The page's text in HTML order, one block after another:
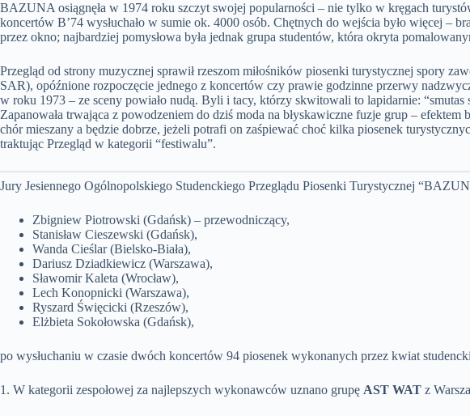
BAZUNA osiągnęła w 1974 roku szczyt swojej popularności – nie tylko w kręgach
koncertów B’74 wysłuchało w sumie ok. 4000 osób. Chętnych do wejścia było więcej
przez okno; najbardziej pomysłowa była jednak grupa studentów, która okryta
Przegląd od strony muzycznej sprawił rzeszom miłośników piosenki turystycznej spory
SAR), opóźnione rozpoczęcie jednego z koncertów czy prawie godzinne przerwy
w roku 1973 – ze sceny powiało nudą. Byli i tacy, którzy skwitowali to lapidarnie: “smutas
Zapanowała trwająca z powodzeniem do dziś moda na błyskawiczne fuzje grup –
chór mieszany a będzie dobrze, jeżeli potrafi on zaśpiewać choć kilka piosenek
traktując Przegląd w kategorii “festiwalu”.
Jury Jesiennego Ogólnopolskiego Studenckiego Przeglądu Piosenki Turystycznej
Zbigniew Piotrowski (Gdańsk) – przewodniczący,
Stanisław Cieszewski (Gdańsk),
Wanda Cieślar (Bielsko-Biała),
Dariusz Dziadkiewicz (Warszawa),
Sławomir Kaleta (Wrocław),
Lech Konopnicki (Warszawa),
Ryszard Święcicki (Rzeszów),
Elżbieta Sokołowska (Gdańsk),
po wysłuchaniu w czasie dwóch koncertów 94 piosenek wykonanych przez kwiat
1. W kategorii zespołowej za najlepszych wykonawców uznano grupę AST WAT z